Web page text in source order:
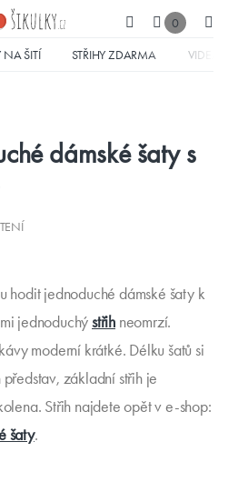
0
ŠITÍ STŘIHY ZDARMA VIDEA
dámské šaty s
hodit jednoduché dámské šaty k
jednoduchýstřih neomrzí.
moderní krátké. Délku šatů si
základní střih je
Střih najdete opět v e-shop:
šaty.